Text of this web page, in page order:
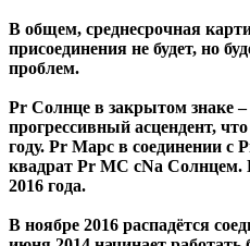
В общем, среднесрочная
присоединения не будет, но
проблем.
Pr Солнце в закрытом знаке –
прогрессивный асцендент,
году. Pr Марс в соединении
квадрат Pr МС сNa Солнцем.
2016 года.
В ноябре 2016 распадётся